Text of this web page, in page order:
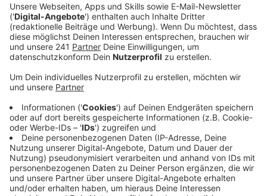
Ein Promi, keine Fragen und fünf
Gegenstände
Anzeige
Wenn ein Popstar, Comedian, Schauspieler oder
Politiker bei uns zu Besuch ist, stellt er sich auch dem
besonderen Video-Interview „Fünf für". Dabei wird
keine einzige Frage gestellt, sondern dem Gast
einfach fünf Dinge in die Hand gedrückt, zu denen er
das erzählt, was ihm als Erstes einfällt. Keine
Standardantworten, keine Promotionaussagen -